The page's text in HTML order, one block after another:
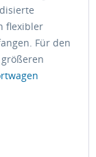
flexibler
Für den